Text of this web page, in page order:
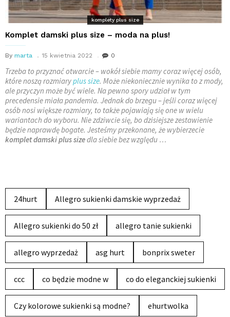
komplety plus size
Komplet damski plus size – moda na plus!
By marta 15 kwietnia 2022 0
Trzeba to przyznać otwarcie – wokół siebie mamy coraz więcej osób,
które noszą rozmiaryplus size. Może niekoniecznie wynika to z mody,
ale przyczyn może być wiele. Na pewno spory udział w tym
precedensie miała pandemia. Jednak do brzegu – jeśli coraz więcej
osób nosi większe rozmiary, to także pojawiają się one w wielu
wariantach do wyboru. Nie zdziwcie się, bo dzisiejsze zestawienie
będzie naprawdę bogate. Jesteśmy przekonane, że wybierzecie
komplet damski plus sizedla siebie bez względu …
24hurt Allegro sukienki damskie wyprzedaż
Allegro sukienki do 50 zł allegro tanie sukienki
allegro wyprzedaż asg hurt bonprix sweter
ccc co będzie modne w co do eleganckiej sukienki
Czy kolorowe sukienki są modne? ehurtwolka